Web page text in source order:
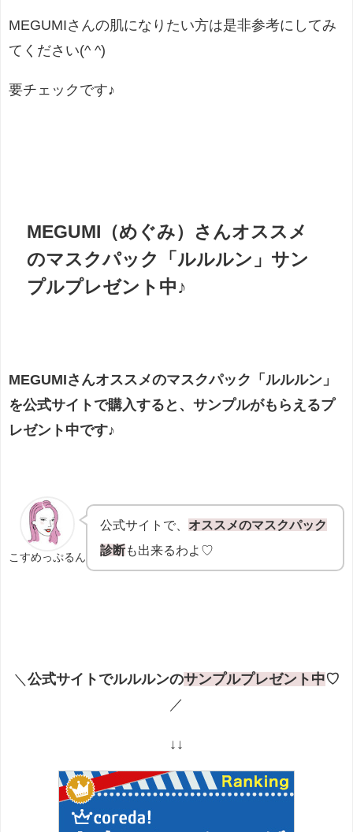
MEGUMIさんの肌になりたい方は是非参考にしてみ
てください(^ ^)
要チェックです♪
MEGUMI（めぐみ）さんオススメ
のマスクパック「ルルルン」サン
プルプレゼント中♪
MEGUMIさんオススメのマスクパック「ルルルン」
を公式サイトで購入すると、サンプルがもらえるプ
レゼント中です♪
こすめっぷるん
公式サイトで、 オススメのマスクパック
診断も出来るわよ♡
＼ 公式サイトでルルルンのサンプルプレゼント中♡
／
↓↓